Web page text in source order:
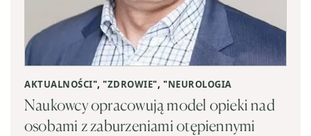
AKTUALNOŚCI", "ZDROWIE", "NEUROLOGIA
Naukowcy opracowują model opieki nad
osobami z zaburzeniami otępiennymi